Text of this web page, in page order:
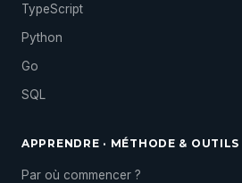
TypeScript
Python
Go
SQL
APPRENDRE · MÉTHODE & OUTILS
Par où commencer ?